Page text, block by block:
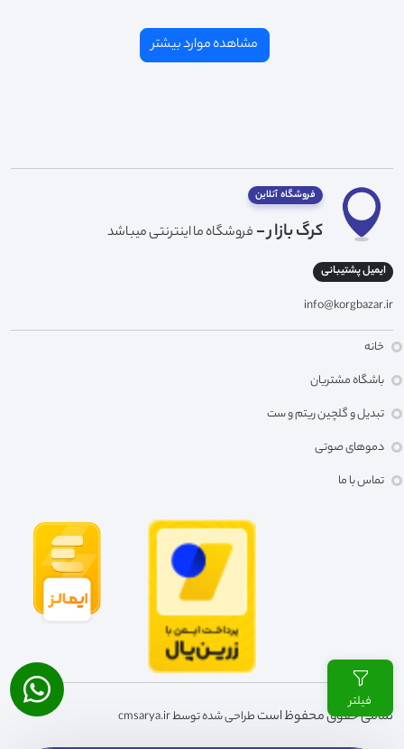
فیلتر
فروشگاه آنلاین
کرگ بازار - فروشگاه ما اینترنتی میباشد
ایمیل پشتیبانی
info@korgbazar.ir
خانه
باشگاه مشتریان
تبدیل و گلچین ریتم و ست
دموهای صوتی
تماس با ما
تمامی حقوق محفوظ استطراحی شده توسط cmsarya.ir